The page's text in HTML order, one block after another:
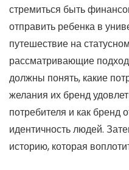
стремиться быть
отправить ребенка в
путешествие на
рассматривающие
должны понять, какие
желания их бренд
потребителя и как бренд
идентичность людей.
историю, которая